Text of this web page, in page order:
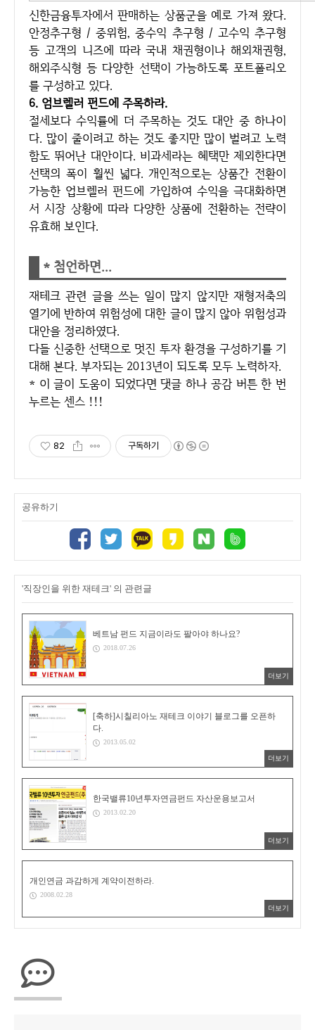
신한금융투자에서 판매하는 상품군을 예로 가져 왔다.
안정추구형 / 중위험, 중수익 추구형 / 고수익 추구형
등 고객의 니즈에 따라 국내 채권형이나 해외채권형,
해외주식형 등 다양한 선택이 가능하도록 포트폴리오
를 구성하고 있다.
6. 엄브렐러 펀드에 주목하라.
절세보다 수익률에 더 주목하는 것도 대안 중 하나이
다. 많이 줄이려고 하는 것도 좋지만 많이 벌려고 노력
함도 뛰어난 대안이다. 비과세라는 혜택만 제외한다면
선택의 폭이 훨씬 넓다. 개인적으로는 상품간 전환이
가능한 업브렐러 펀드에 가입하여 수익을 극대화하면
서 시장 상황에 따라 다양한 상품에 전환하는 전략이
유효해 보인다.
* 첨언하면...
재테크 관련 글을 쓰는 일이 많지 않지만 재형저축의
열기에 반하여 위험성에 대한 글이 많지 않아 위험성과
대안을 정리하였다.
다들 신중한 선택으로 멋진 투자 환경을 구성하기를 기
대해 본다. 부자되는 2013년이 되도록 모두 노력하자.
* 이 글이 도움이 되었다면 댓글 하나 공감 버튼 한 번
누르는 센스 !!!
82 구독하기
공유하기
'직장인을 위한 재테크' 의 관련글
베트남 펀드 지금이라도 팔아야 하나요?
2018.07.26
더보기
[축하]시칠리아노 재테크 이야기 블로그를 오픈하
다.
2013.05.02
더보기
한국밸류10년투자연금펀드 자산운용보고서
2013.02.20
더보기
개인연금 과감하게 계약이전하라.
2008.02.28
더보기